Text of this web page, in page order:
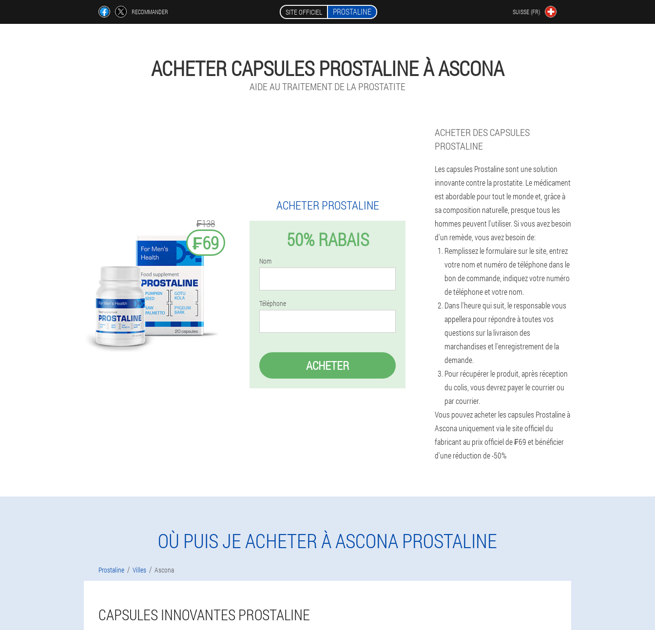
RECOMMANDER SITE OFFICIEL PROSTALINE SUISSE (FR)
ACHETER CAPSULES PROSTALINE À ASCONA
AIDE AU TRAITEMENT DE LA PROSTATITE
₣138
₣69
ACHETER PROSTALINE
50% RABAIS
Nom
Téléphone
ACHETER
ACHETER DES CAPSULES
PROSTALINE
Les capsules Prostaline sont une solution
innovante contre la prostatite. Le médicament
est abordable pour tout le monde et, grâce à
sa composition naturelle, presque tous les
hommes peuvent l'utiliser. Si vous avez besoin
d'un remède, vous avez besoin de:
Remplissez le formulaire sur le site, entrez
votre nom et numéro de téléphone dans le
bon de commande, indiquez votre numéro
de téléphone et votre nom.
Dans l'heure qui suit, le responsable vous
appellera pour répondre à toutes vos
questions sur la livraison des
marchandises et l'enregistrement de la
demande.
Pour récupérer le produit, après réception
du colis, vous devrez payer le courrier ou
par courrier.
Vous pouvez acheter les capsules Prostaline à
Ascona uniquement via le site officiel du
fabricant au prix officiel de ₣69 et bénéficier
d'une réduction de -50%
OÙ PUIS JE ACHETER À ASCONA PROSTALINE
Prostaline Villes Ascona
CAPSULES INNOVANTES PROSTALINE